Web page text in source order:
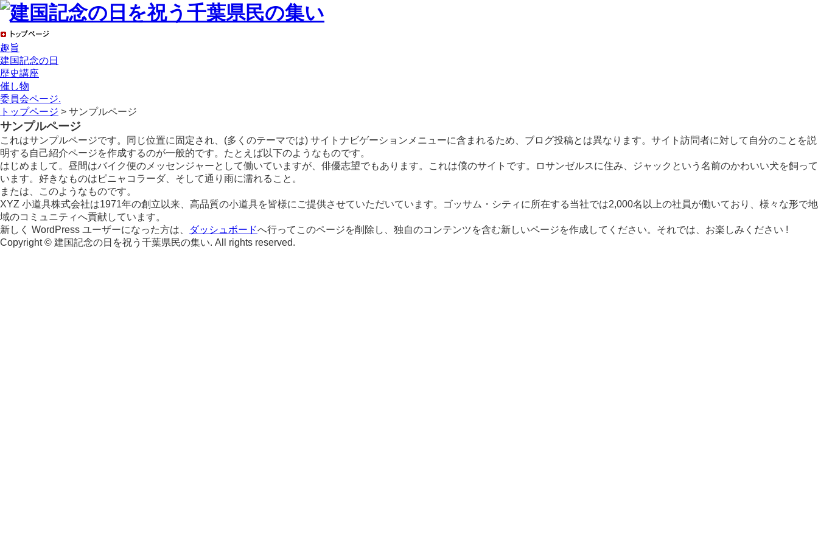
趣旨
建国記念の日
歴史講座
催し物
委員会ページ.
トップページ > サンプルページ
サンプルページ
これはサンプルページです。同じ位置に固定され、(多くのテーマでは) サイトナビゲーションメニューに含まれるため、ブログ投稿とは異なります。サイト訪問者に対して自分のことを説
明する自己紹介ページを作成するのが一般的です。たとえば以下のようなものです。
はじめまして。昼間はバイク便のメッセンジャーとして働いていますが、俳優志望でもあります。これは僕のサイトです。ロサンゼルスに住み、ジャックという名前のかわいい犬を飼って
います。好きなものはピニャコラーダ、そして通り雨に濡れること。
または、このようなものです。
XYZ 小道具株式会社は1971年の創立以来、高品質の小道具を皆様にご提供させていただいています。ゴッサム・シティに所在する当社では2,000名以上の社員が働いており、様々な形で地
域のコミュニティへ貢献しています。
新しく WordPress ユーザーになった方は、
ダッシュボードへ行ってこのページを削除し、独自のコンテンツを含む新しいページを作成してください。それでは、お楽しみください !
Copyright © 建国記念の日を祝う千葉県民の集い. All rights reserved.